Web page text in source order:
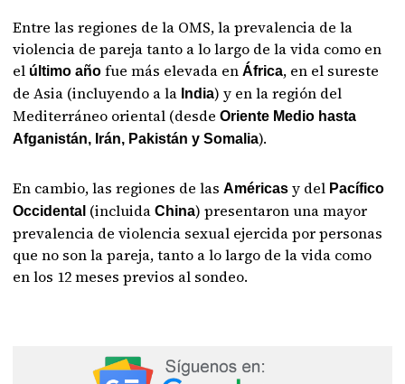
Entre las regiones de la OMS, la prevalencia de la
violencia de pareja tanto a lo largo de la vida como en
el último año fue más elevada enÁfrica, en el sureste
de Asia (incluyendo a la India) y en la región del
Mediterráneo oriental (desdeOriente Medio hasta
Afganistán, Irán, Pakistán y Somalia).
En cambio, las regiones de lasAméricas y del Pacífico
Occidental (incluidaChina) presentaron una mayor
prevalencia de violencia sexual ejercida por personas
que no son la pareja, tanto a lo largo de la vida como
en los 12 meses previos al sondeo.